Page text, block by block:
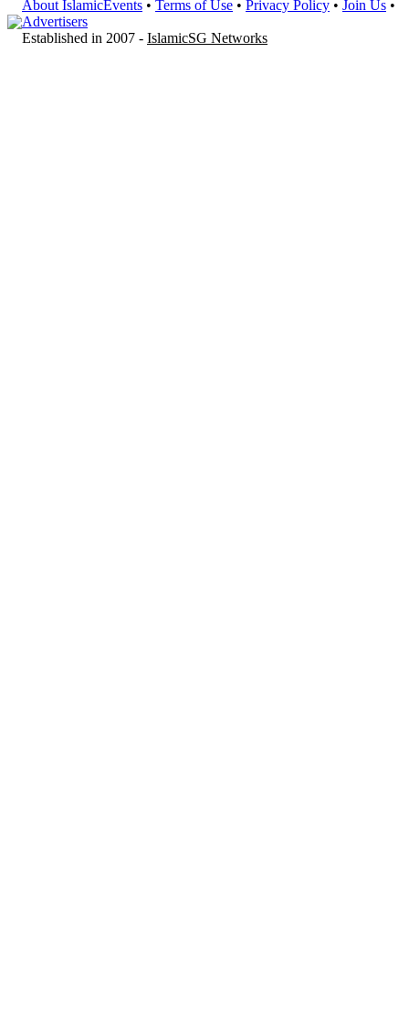
About IslamicEvents • Terms of Use • Privacy Policy • Join Us •
Advertisers
Established in 2007 - IslamicSG Networks